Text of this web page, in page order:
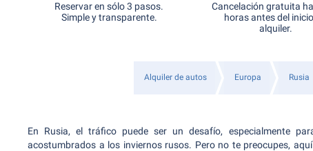
Reservar en sólo 3 pasos.
Simple y transparente.
Cancelación gratuita
horas antes del
alquiler.
Alquiler de autos Europa Rusia
En Rusia, el tráfico puede ser un desafío, especialmente
acostumbrados a los inviernos rusos. Pero no te preocupes,